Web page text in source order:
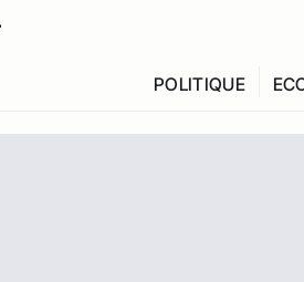
POLITIQUE